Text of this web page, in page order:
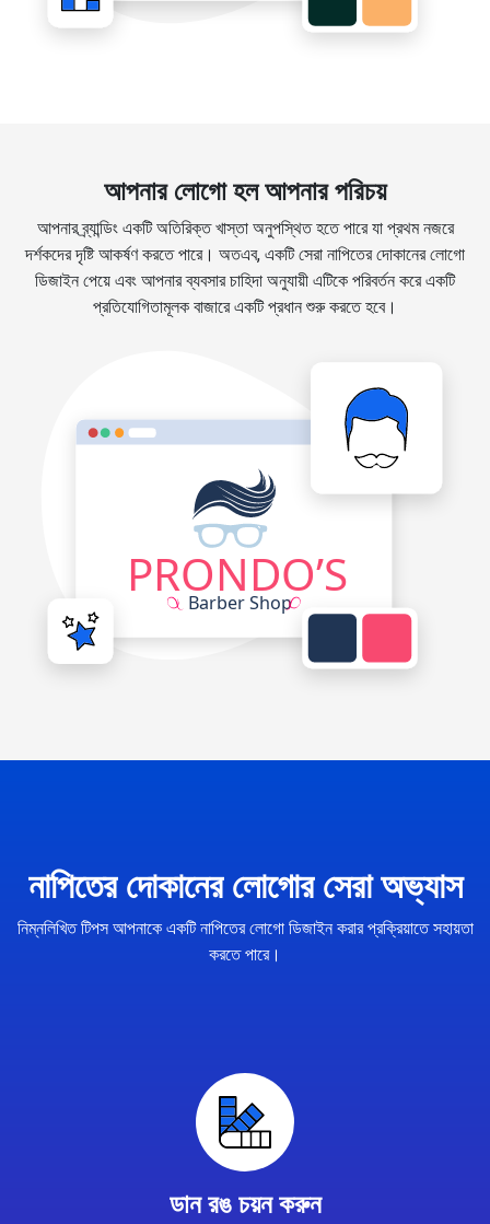
আপনার লোগো হল আপনার পরিচয়
আপনার ব্র্যান্ডিং একটি অতিরিক্ত খাস্তা অনুপস্থিত হতে পারে যা প্রথম নজরে
দর্শকদের দৃষ্টি আকর্ষণ করতে পারে। অতএব, একটি সেরা নাপিতের দোকানের লোগো
ডিজাইন পেয়ে এবং আপনার ব্যবসার চাহিদা অনুযায়ী এটিকে পরিবর্তন করে একটি
প্রতিযোগিতামূলক বাজারে একটি প্রধান শুরু করতে হবে।
নাপিতের দোকানের লোগোর সেরা অভ্যাস
নিম্নলিখিত টিপস আপনাকে একটি নাপিতের লোগো ডিজাইন করার প্রক্রিয়াতে সহায়তা
করতে পারে।
ডান রঙ চয়ন করুন